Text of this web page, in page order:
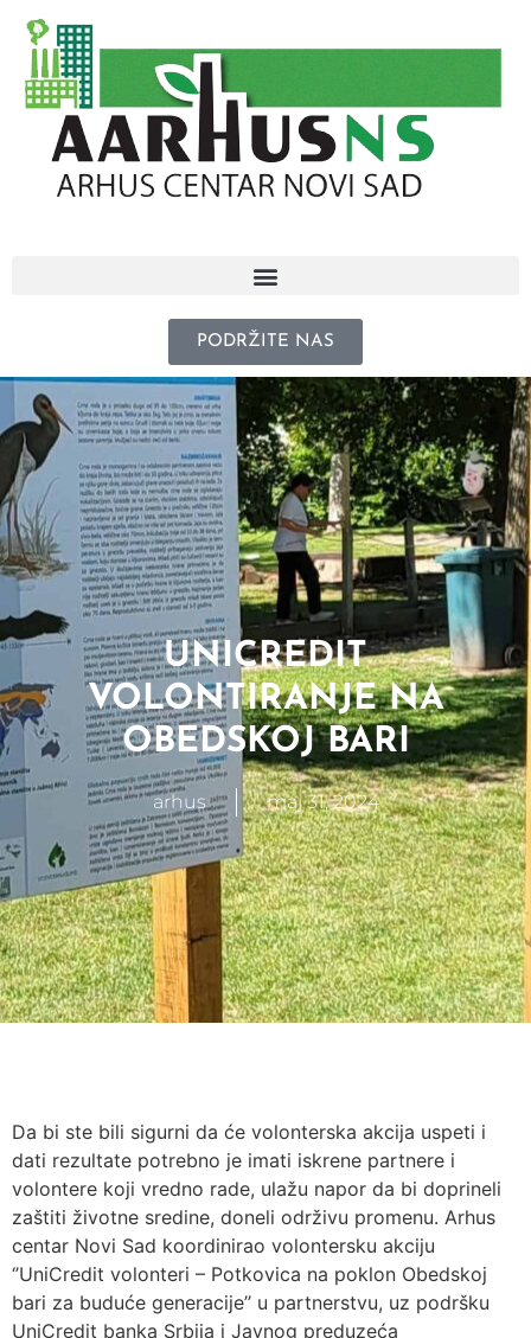
PODRŽITE NAS
UNICREDIT
VOLONTIRANJE NA
OBEDSKOJ BARI
arhus maj 31, 2024
Da bi ste bili sigurni da će volonterska akcija uspeti i
dati rezultate potrebno je imati iskrene partnere i
volontere koji vredno rade, ulažu napor da bi doprineli
zaštiti životne sredine, doneli održivu promenu. Arhus
centar Novi Sad koordinirao volontersku akciju
‘’UniCredit volonteri – Potkovica na poklon Obedskoj
bari za buduće generacije’’ u partnerstvu, uz podršku
UniCredit banka Srbija i Javnog preduzeća